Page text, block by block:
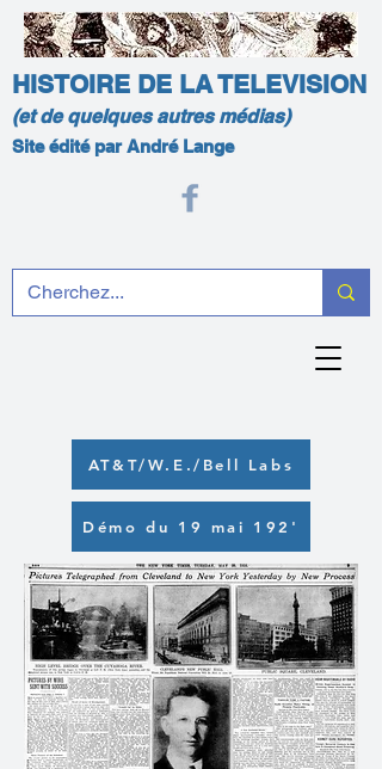
HISTOIRE DE LA TELEVISION
(et de quelques autres médias)
Site édité par André Lange
AT&T/W.E./Bell Labs
Démo du 19 mai 192'